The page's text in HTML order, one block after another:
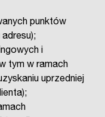
punktów
i
tym w ramach
uprzedniej